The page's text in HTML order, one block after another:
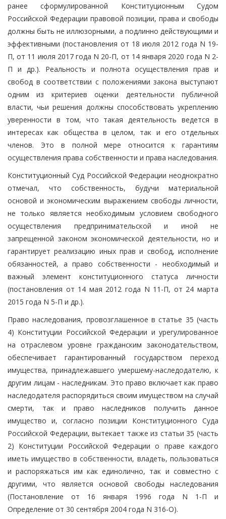
ранее сформулированной Конституционным Судом
Российской Федерации правовой позиции, права и свободы
должны быть не иллюзорными, а подлинно действующими и
эффективными (постановления от 18 июля 2012 года N 19-
П, от 11 июля 2017 года N 20-П, от 14 января 2020 года N 2-
П и др.). Реальность и полнота осуществления прав и
свобод в соответствии с положениями закона выступают
одним из критериев оценки деятельности публичной
власти, чьи решения должны способствовать укреплению
уверенности в том, что такая деятельность ведется в
интересах как общества в целом, так и его отдельных
членов. Это в полной мере относится к гарантиям
осуществления права собственности и права наследования.
Конституционный Суд Российской Федерации неоднократно
отмечал, что собственность, будучи материальной
основой и экономическим выражением свободы личности,
не только является необходимым условием свободного
осуществления предпринимательской и иной не
запрещенной законом экономической деятельности, но и
гарантирует реализацию иных прав и свобод, исполнение
обязанностей, а право собственности - необходимый и
важный элемент конституционного статуса личности
(постановления от 14 мая 2012 года N 11-П, от 24 марта
2015 года N 5-П и др.).
Право наследования, провозглашенное в статье 35 (часть
4) Конституции Российской Федерации и урегулированное
на отраслевом уровне гражданским законодательством,
обеспечивает гарантированный государством переход
имущества, принадлежавшего умершему-наследодателю, к
другим лицам - наследникам. Это право включает как право
наследодателя распорядиться своим имуществом на случай
смерти, так и право наследников получить данное
имущество и, согласно позиции Конституционного Суда
Российской Федерации, вытекает также из статьи 35 (часть
2) Конституции Российской Федерации о праве каждого
иметь имущество в собственности, владеть, пользоваться
и распоряжаться им как единолично, так и совместно с
другими, что является основой свободы наследования
(Постановление от 16 января 1996 года N 1-П и
Определение от 30 сентября 2004 года N 316-О).